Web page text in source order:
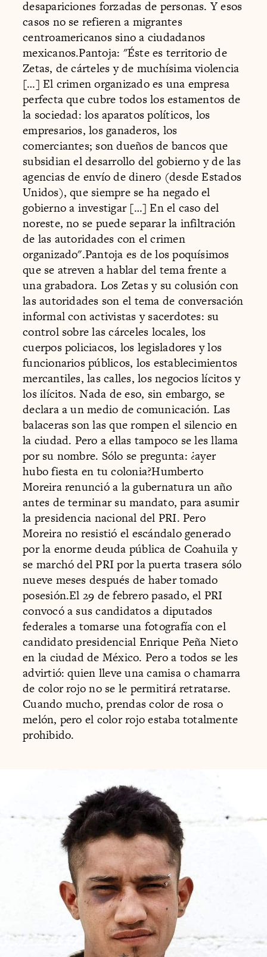
desapariciones forzadas de personas. Y esos
casos no se refieren a migrantes
centroamericanos sino a ciudadanos
mexicanos.Pantoja: "Éste es territorio de
Zetas, de cárteles y de muchísima violencia
[…] El crimen organizado es una empresa
perfecta que cubre todos los estamentos de
la sociedad: los aparatos políticos, los
empresarios, los ganaderos, los
comerciantes; son dueños de bancos que
subsidian el desarrollo del gobierno y de las
agencias de envío de dinero (desde Estados
Unidos), que siempre se ha negado el
gobierno a investigar […] En el caso del
noreste, no se puede separar la infiltración
de las autoridades con el crimen
organizado".Pantoja es de los poquísimos
que se atreven a hablar del tema frente a
una grabadora. Los Zetas y su colusión con
las autoridades son el tema de conversación
informal con activistas y sacerdotes: su
control sobre las cárceles locales, los
cuerpos policiacos, los legisladores y los
funcionarios públicos, los establecimientos
mercantiles, las calles, los negocios lícitos y
los ilícitos. Nada de eso, sin embargo, se
declara a un medio de comunicación. Las
balaceras son las que rompen el silencio en
la ciudad. Pero a ellas tampoco se les llama
por su nombre. Sólo se pregunta: ¿ayer
hubo fiesta en tu colonia?Humberto
Moreira renunció a la gubernatura un año
antes de terminar su mandato, para asumir
la presidencia nacional del PRI. Pero
Moreira no resistió el escándalo generado
por la enorme deuda pública de Coahuila y
se marchó del PRI por la puerta trasera sólo
nueve meses después de haber tomado
posesión.El 29 de febrero pasado, el PRI
convocó a sus candidatos a diputados
federales a tomarse una fotografía con el
candidato presidencial Enrique Peña Nieto
en la ciudad de México. Pero a todos se les
advirtió: quien lleve una camisa o chamarra
de color rojo no se le permitirá retratarse.
Cuando mucho, prendas color de rosa o
melón, pero el color rojo estaba totalmente
prohibido.